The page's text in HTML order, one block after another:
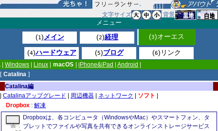
メニュー
(1)メイン (2)経理 (3)オーエス
(4)ハードウェア (5)ブログ (6)リンク
文字サイズ 背景
Windows Linux macOS |iPhone&iPad |Android
[ Catalina ]
Catalina編
Catalinaアップグレード 周辺機器 ネットワーク ソフト
Dropbox :解凍
Dropboxは、各コンピュータ（WindowsやMac）やスマートフォン、タ
ブレットでファイルや写真を共有できるオンラインストレージサービス